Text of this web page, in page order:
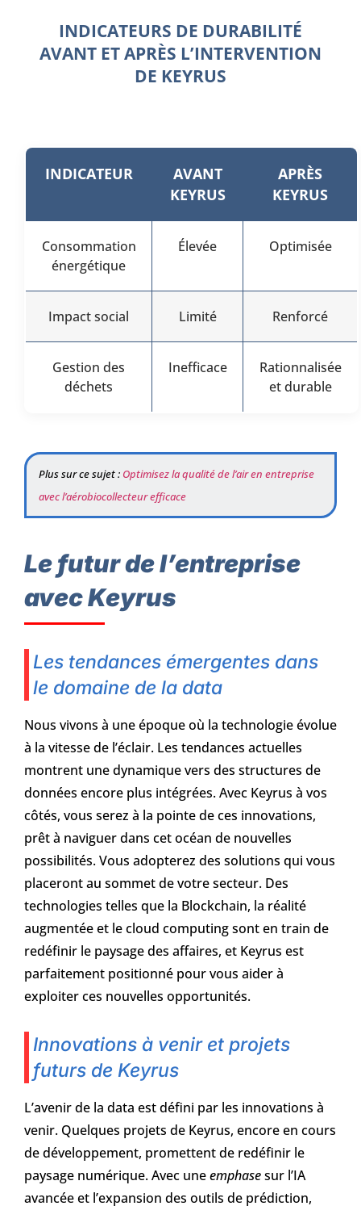
INDICATEURS DE DURABILITÉ
AVANT ET APRÈS L’INTERVENTION
DE KEYRUS
INDICATEUR
AVANT
KEYRUS
APRÈS
KEYRUS
Consommation
énergétique
Élevée Optimisée
Impact social Limité Renforcé
Gestion des
déchets
Inefficace
Rationnalisée
et durable
Plus sur ce sujet : Optimisez la qualité de l’air en entreprise
avec l’aérobiocollecteur efficace
Le futur de l’entreprise
avec Keyrus
Les tendances émergentes dans
le domaine de la data
Nous vivons à une époque où la technologie évolue
à la vitesse de l’éclair. Les tendances actuelles
montrent une dynamique vers des structures de
données encore plus intégrées. Avec Keyrus à vos
côtés, vous serez à la pointe de ces innovations,
prêt à naviguer dans cet océan de nouvelles
possibilités. Vous adopterez des solutions qui vous
placeront au sommet de votre secteur. Des
technologies telles que la Blockchain, la réalité
augmentée et le cloud computing sont en train de
redéfinir le paysage des affaires, et Keyrus est
parfaitement positionné pour vous aider à
exploiter ces nouvelles opportunités.
Innovations à venir et projets
futurs de Keyrus
L’avenir de la data est défini par les innovations à
venir. Quelques projets de Keyrus, encore en cours
de développement, promettent de redéfinir le
paysage numérique. Avec uneemphasesur l’IA
avancée et l’expansion des outils de prédiction,